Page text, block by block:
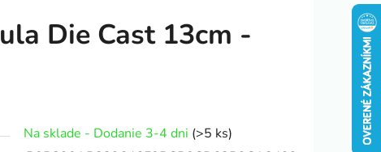
Die Cast 13cm -
Na sklade - Dodanie 3-4 dni (>5 ks)